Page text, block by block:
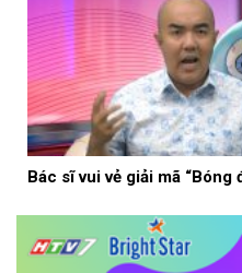
Bác sĩ vui vẻ giải mã “Bóng